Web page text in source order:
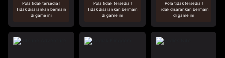
Pola tidak tersedia !
Tidak disarankan bermain
di game ini
Pola tidak tersedia !
Tidak disarankan bermain
di game ini
Pola tidak tersedia !
Tidak disarankan bermain
di game ini